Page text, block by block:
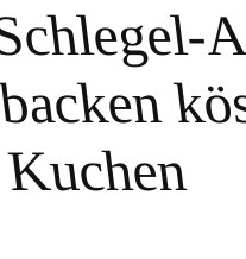
Kuchen